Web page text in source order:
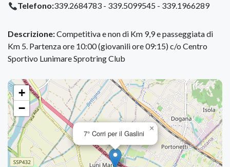
Telefono:339.2684783 - 339.5099545 - 339.1966289
Descrizione:Competitiva e non di Km 9,9 e passeggiata di
Km 5. Partenza ore 10:00 (giovanili ore 09:15) c/o Centro
Sportivo Lunimare Sprotring Club
7° Corri per il Gaslini
×
+
−